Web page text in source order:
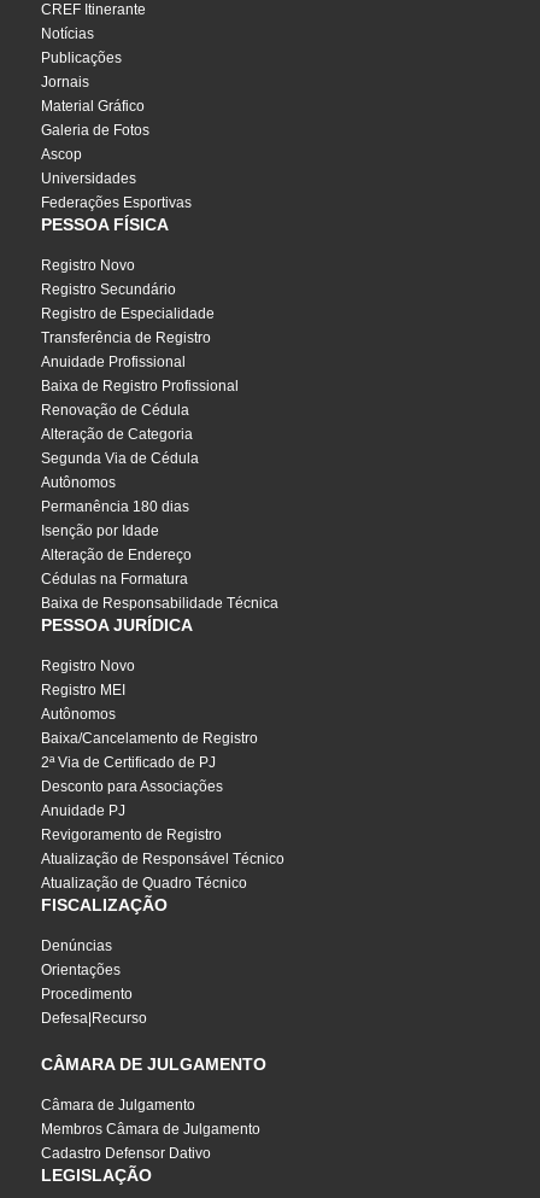
CREF Itinerante
Notícias
Publicações
Jornais
Material Gráfico
Galeria de Fotos
Ascop
Universidades
Federações Esportivas
PESSOA FÍSICA
Registro Novo
Registro Secundário
Registro de Especialidade
Transferência de Registro
Anuidade Profissional
Baixa de Registro Profissional
Renovação de Cédula
Alteração de Categoria
Segunda Via de Cédula
Autônomos
Permanência 180 dias
Isenção por Idade
Alteração de Endereço
Cédulas na Formatura
Baixa de Responsabilidade Técnica
PESSOA JURÍDICA
Registro Novo
Registro MEI
Autônomos
Baixa/Cancelamento de Registro
2ª Via de Certificado de PJ
Desconto para Associações
Anuidade PJ
Revigoramento de Registro
Atualização de Responsável Técnico
Atualização de Quadro Técnico
FISCALIZAÇÃO
Denúncias
Orientações
Procedimento
Defesa|Recurso
CÂMARA DE JULGAMENTO
Câmara de Julgamento
Membros Câmara de Julgamento
Cadastro Defensor Dativo
LEGISLAÇÃO